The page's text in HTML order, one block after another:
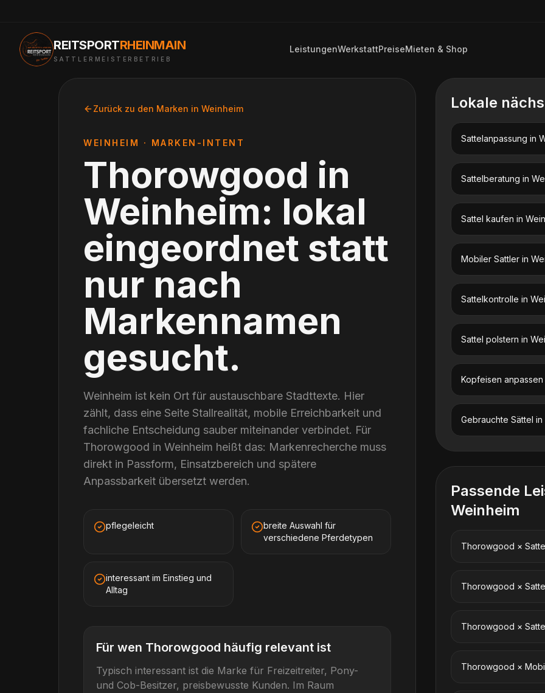
REITSPORTRHEINMAIN
SATTLERMEISTERBETRIEB
LeistungenWerkstattPreiseMieten & Shop
Zurück zu den Marken in Weinheim
WEINHEIM · MARKEN-INTENT
Thorowgood in
Weinheim: lokal
eingeordnet statt
nur nach
Markennamen
gesucht.
Weinheim ist kein Ort für austauschbare Stadttexte. Hier
zählt, dass eine Seite Stallrealität, mobile Erreichbarkeit und
fachliche Entscheidung sauber miteinander verbindet. Für
Thorowgood in Weinheim heißt das: Markenrecherche muss
direkt in Passform, Einsatzbereich und spätere
Anpassbarkeit übersetzt werden.
pflegeleicht
breite Auswahl für
verschiedene Pferdetypen
interessant im Einstieg und
Alltag
Für wen Thorowgood häufig relevant ist
Typisch interessant ist die Marke für Freizeitreiter, Pony-
und Cob-Besitzer, preisbewusste Kunden. Im Raum
Lokale
Sattelanpassung in
Sattelberatung in
Sattel kaufen in
Mobiler Sattler in
Sattelkontrolle in
Sattel polstern in
Kopfeisen anpassen
Gebrauchte Sättel in
Passende
Weinheim
Thorowgood ×
Thorowgood ×
Thorowgood ×
Thorowgood ×